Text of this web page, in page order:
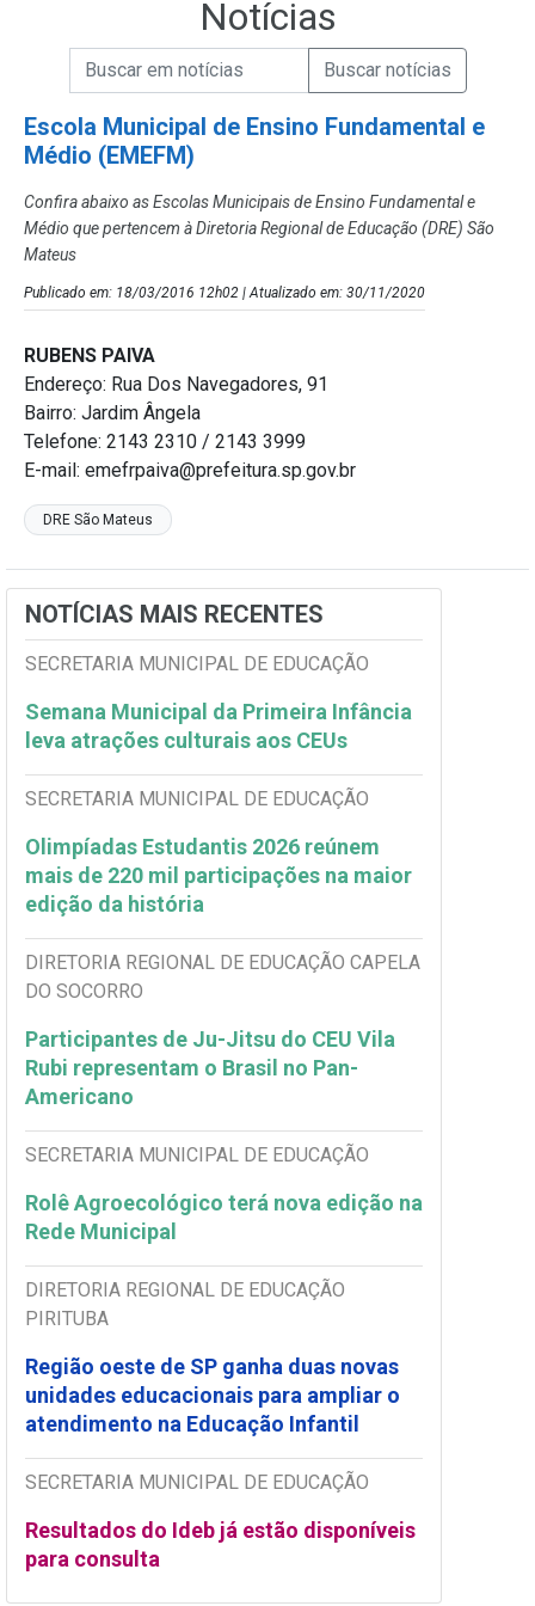
Notícias
Campo de Busca de Notícias
Campo de Busca de informaçõesEnviar a Busca de Notícias
Escola Municipal de Ensino Fundamental e
Médio (EMEFM)
Confira abaixo as Escolas Municipais de Ensino Fundamental e
Médio que pertencem à Diretoria Regional de Educação (DRE) São
Mateus
Publicado em: 18/03/2016 12h02 | Atualizado em: 30/11/2020
RUBENS PAIVA
Endereço: Rua Dos Navegadores, 91
Bairro: Jardim Ângela
Telefone: 2143 2310 / 2143 3999
E-mail: emefrpaiva@prefeitura.sp.gov.br
DRE São Mateus
NOTÍCIAS MAIS RECENTES
SECRETARIA MUNICIPAL DE EDUCAÇÃO
Semana Municipal da Primeira Infância
leva atrações culturais aos CEUs
SECRETARIA MUNICIPAL DE EDUCAÇÃO
Olimpíadas Estudantis 2026 reúnem
mais de 220 mil participações na maior
edição da história
DIRETORIA REGIONAL DE EDUCAÇÃO CAPELA
DO SOCORRO
Participantes de Ju-Jitsu do CEU Vila
Rubi representam o Brasil no Pan-
Americano
SECRETARIA MUNICIPAL DE EDUCAÇÃO
Rolê Agroecológico terá nova edição na
Rede Municipal
DIRETORIA REGIONAL DE EDUCAÇÃO
PIRITUBA
Região oeste de SP ganha duas novas
unidades educacionais para ampliar o
atendimento na Educação Infantil
SECRETARIA MUNICIPAL DE EDUCAÇÃO
Resultados do Ideb já estão disponíveis
para consulta